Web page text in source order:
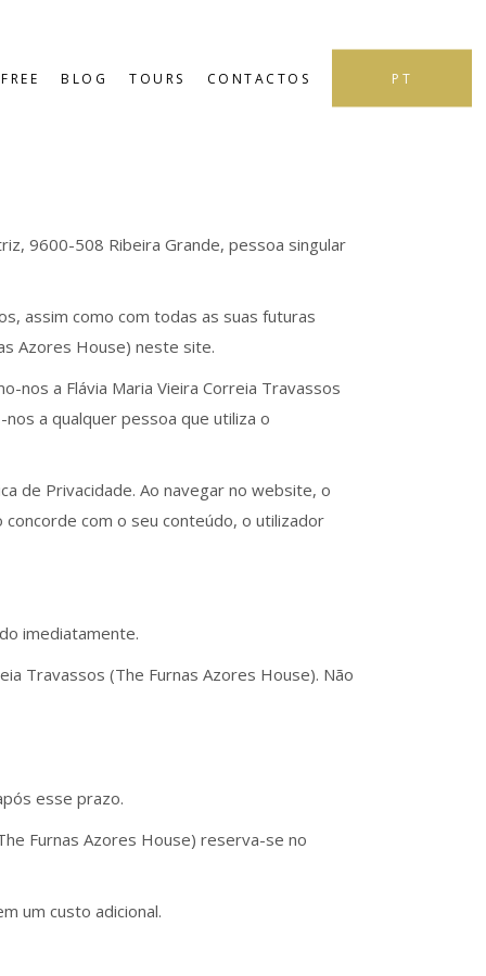
BLOG TOURS CONTACTOS PT
9600-508 Ribeira Grande, pessoa singular
assim como com todas as suas futuras
Azores House) neste site.
nos a Flávia Maria Vieira Correia Travassos
nos a qualquer pessoa que utiliza o
de Privacidade. Ao navegar no website, o
com o seu conteúdo, o utilizador
imediatamente.
Travassos (The Furnas Azores House). Não
esse prazo.
Furnas Azores House) reserva-se no
um custo adicional.